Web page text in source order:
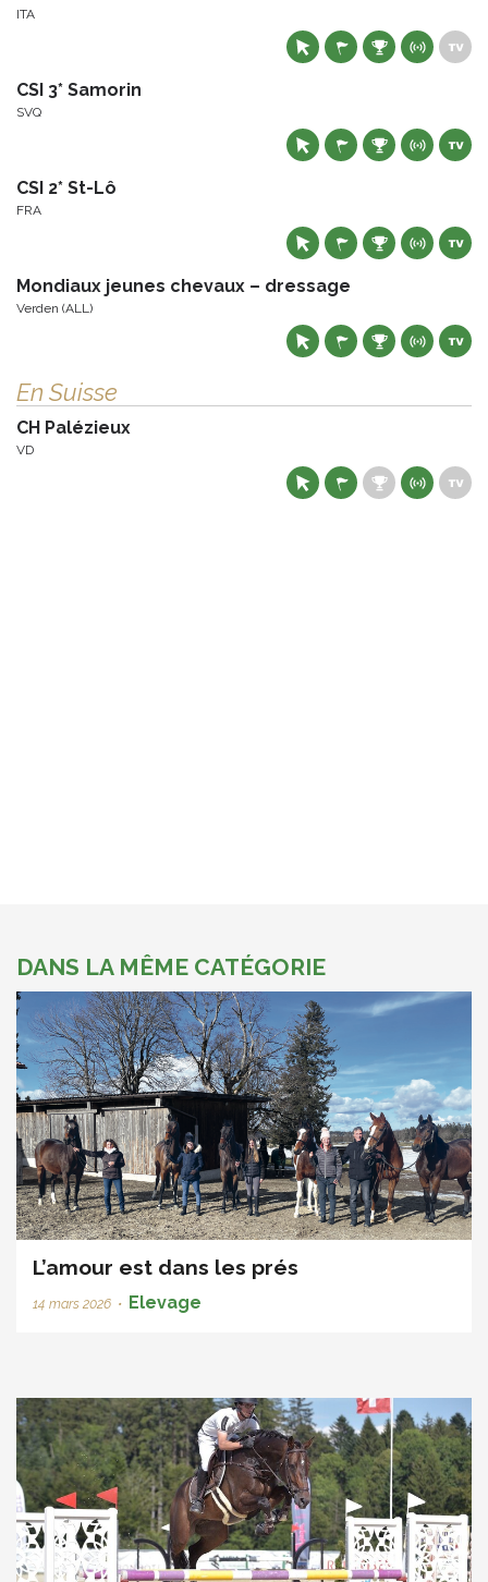
ITA
CSI 3* Samorin
SVQ
CSI 2* St-Lô
FRA
Mondiaux jeunes chevaux – dressage
Verden (ALL)
En Suisse
CH Palézieux
VD
DANS LA MÊME CATÉGORIE
L’amour est dans les prés
14 mars 2026 • Elevage